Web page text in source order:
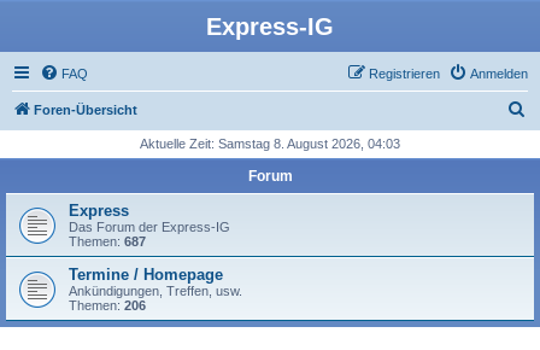
Express-IG
FAQ Anmelden
Registrieren
Foren-Übersicht
h
Aktuelle Zeit: Samstag 8. August 2026, 04:03
Forum
Express
Das Forum der Express-IG
Themen: 687
Termine / Homepage
Ankündigungen, Treffen, usw.
Themen: 206